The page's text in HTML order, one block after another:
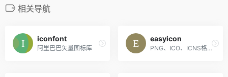
相关导航
iconfont
阿里巴巴矢量图标库
easyicon
PNG、ICO、ICNS格式图标搜索、图标下载服务